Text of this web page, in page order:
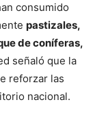
consumido
pastizales,
de coníferas,
señaló que la
reforzar las
nacional.